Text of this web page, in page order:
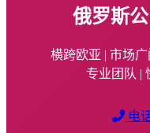
俄罗斯
横跨欧亚 | 市场
专业团队 |
电